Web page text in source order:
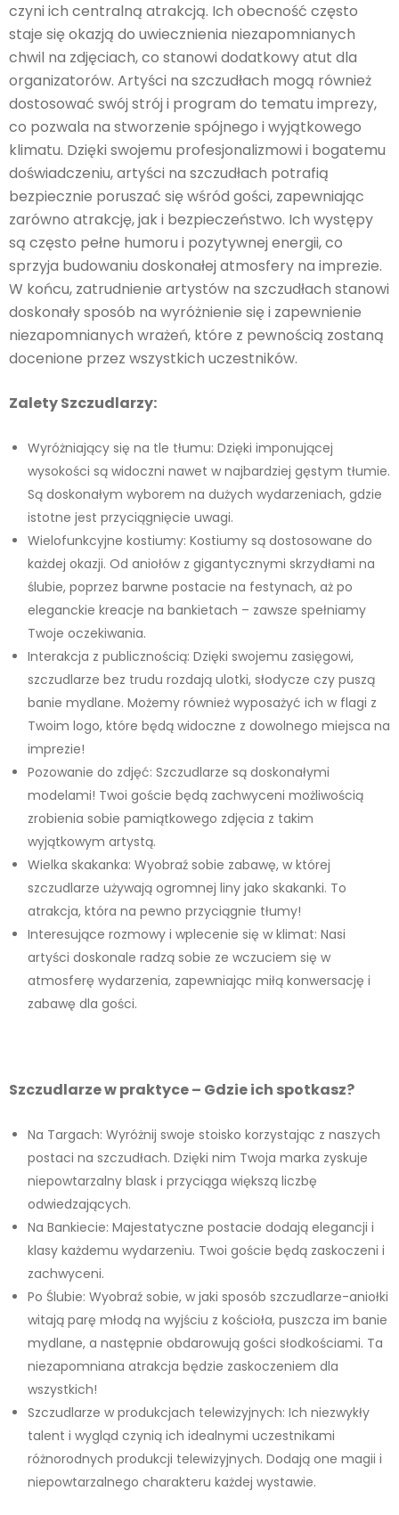
czyni ich centralną atrakcją. Ich obecność często
staje się okazją do uwiecznienia niezapomnianych
chwil na zdjęciach, co stanowi dodatkowy atut dla
organizatorów. Artyści na szczudłach mogą również
dostosować swój strój i program do tematu imprezy,
co pozwala na stworzenie spójnego i wyjątkowego
klimatu. Dzięki swojemu profesjonalizmowi i bogatemu
doświadczeniu, artyści na szczudłach potrafią
bezpiecznie poruszać się wśród gości, zapewniając
zarówno atrakcję, jak i bezpieczeństwo. Ich występy
są często pełne humoru i pozytywnej energii, co
sprzyja budowaniu doskonałej atmosfery na imprezie.
W końcu, zatrudnienie artystów na szczudłach stanowi
doskonały sposób na wyróżnienie się i zapewnienie
niezapomnianych wrażeń, które z pewnością zostaną
docenione przez wszystkich uczestników.
Zalety Szczudlarzy:
Wyróżniający się na tle tłumu: Dzięki imponującej
wysokości są widoczni nawet w najbardziej gęstym tłumie.
Są doskonałym wyborem na dużych wydarzeniach, gdzie
istotne jest przyciągnięcie uwagi.
Wielofunkcyjne kostiumy: Kostiumy są dostosowane do
każdej okazji. Od aniołów z gigantycznymi skrzydłami na
ślubie, poprzez barwne postacie na festynach, aż po
eleganckie kreacje na bankietach – zawsze spełniamy
Twoje oczekiwania.
Interakcja z publicznością: Dzięki swojemu zasięgowi,
szczudlarze bez trudu rozdają ulotki, słodycze czy puszą
banie mydlane. Możemy również wyposażyć ich w flagi z
Twoim logo, które będą widoczne z dowolnego miejsca na
imprezie!
Pozowanie do zdjęć: Szczudlarze są doskonałymi
modelami! Twoi goście będą zachwyceni możliwością
zrobienia sobie pamiątkowego zdjęcia z takim
wyjątkowym artystą.
Wielka skakanka: Wyobraź sobie zabawę, w której
szczudlarze używają ogromnej liny jako skakanki. To
atrakcja, która na pewno przyciągnie tłumy!
Interesujące rozmowy i wplecenie się w klimat: Nasi
artyści doskonale radzą sobie ze wczuciem się w
atmosferę wydarzenia, zapewniając miłą konwersację i
zabawę dla gości.
Szczudlarze w praktyce – Gdzie ich spotkasz?
Na Targach: Wyróżnij swoje stoisko korzystając z naszych
postaci na szczudłach. Dzięki nim Twoja marka zyskuje
niepowtarzalny blask i przyciąga większą liczbę
odwiedzających.
Na Bankiecie: Majestatyczne postacie dodają elegancji i
klasy każdemu wydarzeniu. Twoi goście będą zaskoczeni i
zachwyceni.
Po Ślubie: Wyobraź sobie, w jaki sposób szczudlarze-aniołki
witają parę młodą na wyjściu z kościoła, puszcza im banie
mydlane, a następnie obdarowują gości słodkościami. Ta
niezapomniana atrakcja będzie zaskoczeniem dla
wszystkich!
Szczudlarze w produkcjach telewizyjnych: Ich niezwykły
talent i wygląd czynią ich idealnymi uczestnikami
różnorodnych produkcji telewizyjnych. Dodają one magii i
niepowtarzalnego charakteru każdej wystawie.